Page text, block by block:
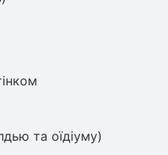
та оїдіуму)